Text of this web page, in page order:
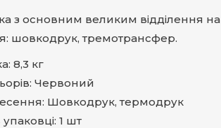
з основним великим відділення на
шовкодрук, тремотрансфер.
8,3 кг
Червоний
Шовкодрук, термодрук
упаковці: 1 шт